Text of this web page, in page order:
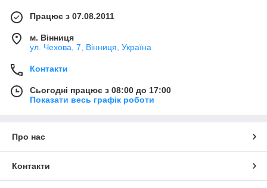
Працює з 07.08.2011
м. Вінниця
ул. Чехова, 7, Вінниця, Україна
Контакти
Сьогодні працює з 08:00 до 17:00
Показати весь графік роботи
Про нас
Контакти